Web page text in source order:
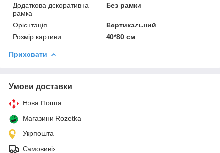
Додаткова декоративна
рамка
Без рамки
Орієнтація
Вертикальний
Розмір картини
40*80 см
Приховати
Умови доставки
Нова Пошта
Магазини Rozetka
Укрпошта
Самовивіз